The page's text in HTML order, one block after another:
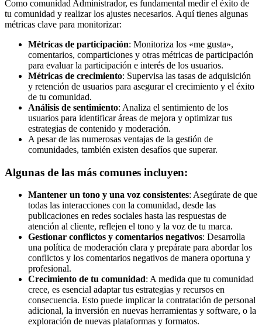
Como comunidad Administrador, es fundamental medir el éxito de
tu comunidad y realizar los ajustes necesarios. Aquí tienes algunas
métricas clave para monitorizar:
Métricas de participación: Monitoriza los «me gusta»,
comentarios, comparticiones y otras métricas de participación
para evaluar la participación e interés de los usuarios.
Métricas de crecimiento: Supervisa las tasas de adquisición
y retención de usuarios para asegurar el crecimiento y el éxito
de tu comunidad.
Análisis de sentimiento: Analiza el sentimiento de los
usuarios para identificar áreas de mejora y optimizar tus
estrategias de contenido y moderación.
A pesar de las numerosas ventajas de la gestión de
comunidades, también existen desafíos que superar.
Algunas de las más comunes incluyen:
Mantener un tono y una voz consistentes: Asegúrate de que
todas las interacciones con la comunidad, desde las
publicaciones en redes sociales hasta las respuestas de
atención al cliente, reflejen el tono y la voz de tu marca.
Gestionar conflictos y comentarios negativos: Desarrolla
una política de moderación clara y prepárate para abordar los
conflictos y los comentarios negativos de manera oportuna y
profesional.
Crecimiento de tu comunidad: A medida que tu comunidad
crece, es esencial adaptar tus estrategias y recursos en
consecuencia. Esto puede implicar la contratación de personal
adicional, la inversión en nuevas herramientas y software, o la
exploración de nuevas plataformas y formatos.